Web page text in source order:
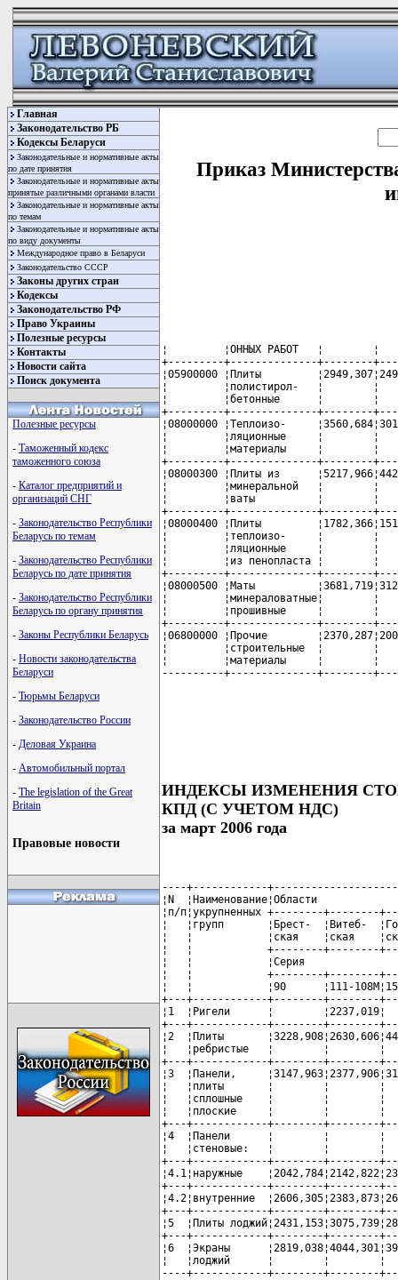
Главная
Законодательство РБ
Кодексы Беларуси
Законодательные и нормативные акты
по дате принятия
Законодательные и нормативные акты
принятые различными органами власти
Законодательные и нормативные акты
по темам
Законодательные и нормативные акты
по виду документы
Международное право в Беларуси
Законодательство СССР
Законы других стран
Кодексы
Законодательство РФ
Право Украины
Полезные ресурсы
Контакты
Новости сайта
Поиск документа
Полезные ресурсы
- Таможенный кодекс
таможенного союза
- Каталог предприятий и
организаций СНГ
- Законодательство Республики
Беларусь по темам
- Законодательство Республики
Беларусь по дате принятия
- Законодательство Республики
Беларусь по органу принятия
- Законы Республики Беларусь
- Новости законодательства
Беларуси
- Тюрьмы Беларуси
- Законодательство России
- Деловая Украина
- Автомобильный портал
- The legislation of the Great
Britain
Правовые новости
Приказ
¦         ¦ОННЫХ РАБОТ   ¦
+---------+--------------+--------
¦05900000 ¦Плиты
¦         ¦полистирол-   ¦
¦         ¦бетонные      ¦
+---------+--------------+--------
¦08000000 ¦Теплоизо-
¦         ¦ляционные     ¦
¦         ¦материалы     ¦
+---------+--------------+--------
¦08000300 ¦Плиты из
¦         ¦минеральной   ¦
¦         ¦ваты          ¦
+---------+--------------+--------
¦08000400 ¦Плиты
¦         ¦теплоизо-     ¦
¦         ¦ляционные     ¦
¦         ¦из пенопласта ¦
+---------+--------------+--------
¦08000500 ¦Маты
¦         ¦минераловатные¦
¦         ¦прошивные     ¦
+---------+--------------+--------
¦06800000 ¦Прочие
¦         ¦строительные  ¦
¦         ¦материалы     ¦
----------+--------------+--------
ИНДЕКСЫ ИЗМЕНЕНИЯ
КПД (С УЧЕТОМ НДС)
за март 2006 года
----+------------
¦N  ¦Наименование¦Области
¦п/п¦укрупненных +--------
¦   ¦групп       ¦Брест-  ¦Витеб-
¦   ¦            ¦ская    ¦ская
¦   ¦            +--------+--------
¦   ¦            ¦Серия
¦   ¦            +--------+--------
¦   ¦            ¦90      ¦111-
+---+------------+--------+--------
¦1  ¦Ригели      ¦
+---+------------+--------+--------
¦2  ¦Плиты
¦   ¦ребристые   ¦        ¦
+---+------------+--------+--------
¦3  ¦Панели,
¦   ¦плиты       ¦        ¦
¦   ¦сплошные    ¦        ¦
¦   ¦плоские     ¦        ¦
+---+------------+--------+--------
¦4  ¦Панели      ¦        ¦
¦   ¦стеновые:   ¦        ¦
+---+------------+--------+--------
¦4.1¦наружные
+---+------------+--------+--------
¦4.2¦внутренние
+---+------------+--------+--------
¦5  ¦Плиты
+---+------------+--------+--------
¦6  ¦Экраны
¦   ¦лоджий      ¦        ¦
----+------------+--------+--------